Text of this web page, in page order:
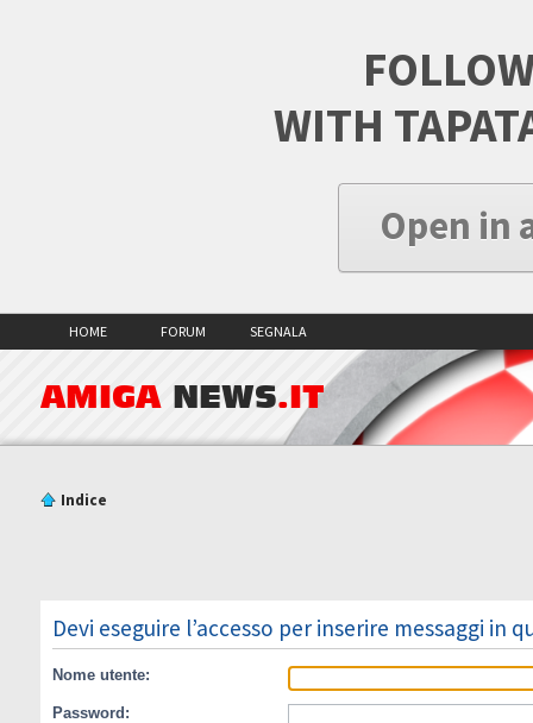
WITH
Open in
HOME FORUM SEGNALA
AMIGA NEWS.IT
Indice
Devi eseguire l’accesso per inserire messaggi in
Nome utente:
Password: